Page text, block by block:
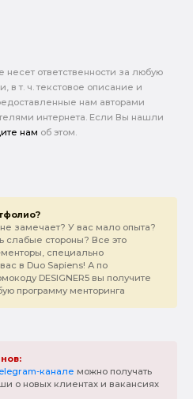
ответственности за любую
в т. ч. текстовое описание и
нам авторами
интернета. Если Вы нашли
нам об этом.
замечает? У вас мало опыта?
слабые стороны? Все это
специально
в Duo Sapiens! А по
DESIGNER5 вы получите
программу менторинга
канале можно получать
о новых клиентах и вакансиях